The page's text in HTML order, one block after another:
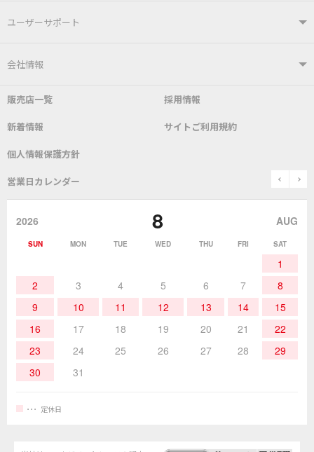
製品情報TOP
はんだ付けシステム
こて先 自動はんだ送り装置
表面実装/SMT関連
作業環境／材料
ユーザーサポート
ユーザーサポートTOP
よくあるご質問 デモ機貸し出しサービス
SDS(MSDS)製品
取扱説明書
該非説明発行の申込み
会社情報
会社概要 社長あいさつ
グットのあゆみ
販売店一覧 採用情報
新着情報 サイトご利用規約
個人情報保護方針
営業日カレンダー prev
2026 8 AUG
SUN MON TUE WED THU FRI SAT
1
2
3 4 5 6 7
8
9
10 11 12 13 14
15
16
17 18 19 20 21
22
23
24 25 26 27 28
29
30
31
定休日